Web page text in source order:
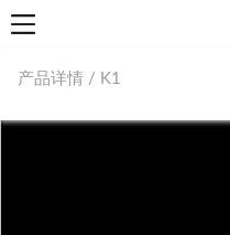
产品详情 / K1